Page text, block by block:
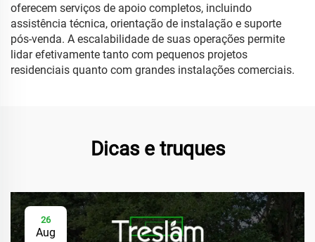
oferecem serviços de apoio completos, incluindo
assistência técnica, orientação de instalação e suporte
pós-venda. A escalabilidade de suas operações permite
lidar efetivamente tanto com pequenos projetos
residenciais quanto com grandes instalações comerciais.
Dicas e truques
26
Aug